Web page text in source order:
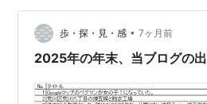
題。大学生の頃に戻れるならうん
ま日商簿記を勉強しているけどこ
歩・探・見・感 • 7ヶ月前
2025年の年末、当ブログの出